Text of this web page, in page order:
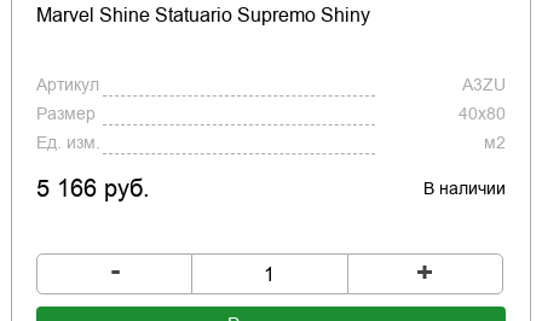
Marvel Shine Statuario Supremo Shiny
Артикул
A3ZU
Размер
40x80
Ед. изм.
м2
5 166 руб. В наличии
- +